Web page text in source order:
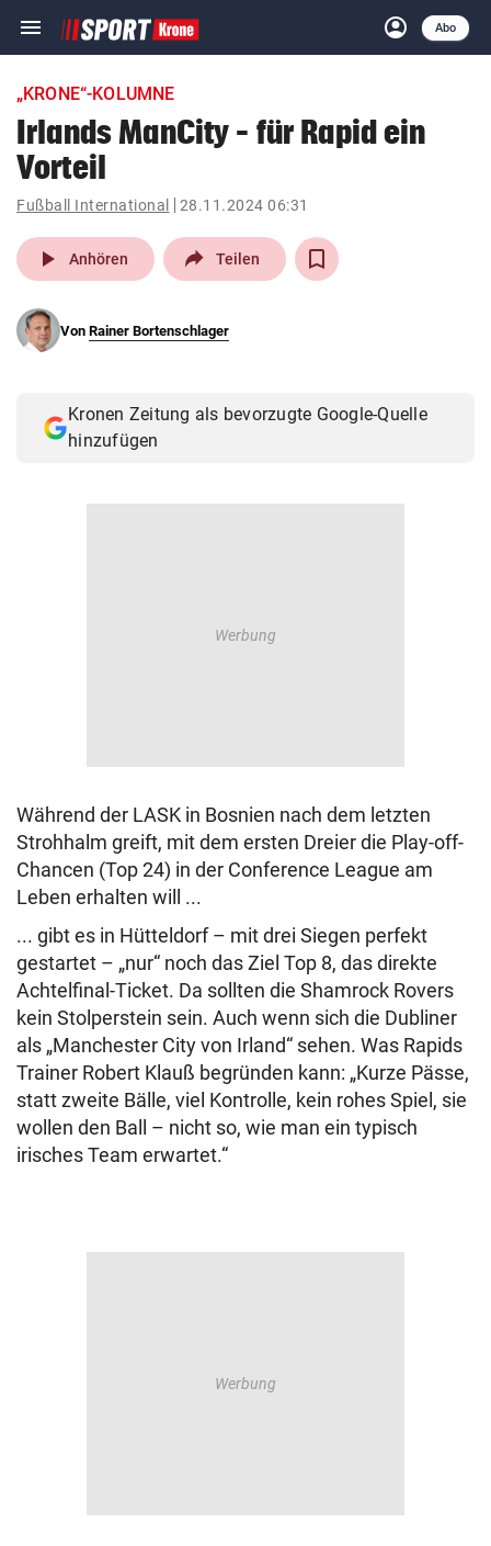
menu Navigation
ein-/ausklappen
account_circle
Anmelden
Abo
close Schließen
account_circle Anmelden
pin_drop
Wien arrow_right
„KRONE“-KOLUMNE
Irlands ManCity – für Rapid ein
Vorteil
Fußball International 28.11.2024 06:31
play_arrow Anhören Teilen
Von Rainer Bortenschlager
Kronen Zeitung als bevorzugte Google-Quelle
hinzufügen
Während der LASK in Bosnien nach dem letzten
Strohhalm greift, mit dem ersten Dreier die Play-off-
Chancen (Top 24) in der Conference League am
Leben erhalten will ...
... gibt es in Hütteldorf – mit drei Siegen perfekt
gestartet – „nur“ noch das Ziel Top 8, das direkte
Achtelfinal-Ticket. Da sollten die Shamrock Rovers
kein Stolperstein sein. Auch wenn sich die Dubliner
als „Manchester City von Irland“ sehen. Was Rapids
Trainer Robert Klauß begründen kann: „Kurze Pässe,
statt zweite Bälle, viel Kontrolle, kein rohes Spiel, sie
wollen den Ball – nicht so, wie man ein typisch
irisches Team erwartet.“